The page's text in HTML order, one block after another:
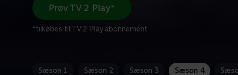
Prøv TV 2 Play*
*tilkøbes til TV 2 Play abonnement
Sæson 1 Sæson 2 Sæson 3 Sæson 4